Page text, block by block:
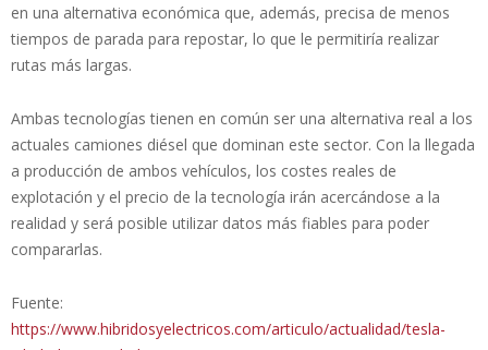
en una alternativa económica que, además, precisa de menos
tiempos de parada para repostar, lo que le permitiría realizar
rutas más largas.
Ambas tecnologías tienen en común ser una alternativa real a los
actuales camiones diésel que dominan este sector. Con la llegada
a producción de ambos vehículos, los costes reales de
explotación y el precio de la tecnología irán acercándose a la
realidad y será posible utilizar datos más fiables para poder
compararlas.
Fuente:
https://www.hibridosyelectricos.com/articulo/actualidad/tesla-